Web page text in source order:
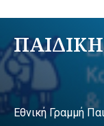
Εθνική Γραμμή